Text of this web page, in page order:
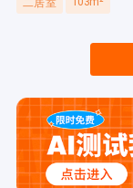
二居室